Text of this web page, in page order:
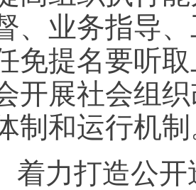
、业务指导
免提名要听
开展社会组
制和运行机
着力打造公